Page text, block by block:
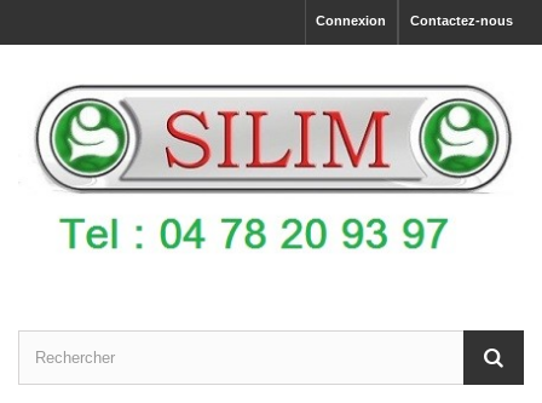
Contactez-nous
Connexion